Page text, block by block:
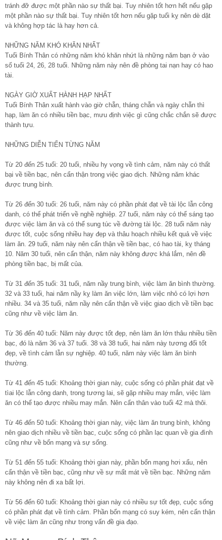
tránh đỡ được một phần nào sự thất bại. Tuy nhiên tốt hơn hết nếu gặp
một phần nào sự thất bại. Tuy nhiên tốt hơn nếu gặp tuổi kỵ nên dè dặt
và không hợp tác là hay hơn cả.
NHỮNG NĂM KHÓ KHĂN NHẤT
Tuổi Bính Thân có những năm khó khăn nhứt là những năm bạn ở vào
số tuổi 24, 26, 28 tuổi. Những năm này nên đề phòng tai nạn hay có hao
tài.
NGÀY GIỜ XUẤT HÀNH HẠP NHẤT
Tuổi Bính Thân xuất hành vào giờ chẵn, tháng chẵn và ngày chẵn thì
hạp, làm ăn có nhiều tiền bạc, mưu định việc gì cũng chắc chắn sẽ được
thành tựu.
NHỮNG DIỄN TIẾN TỪNG NĂM
Từ 20 đến 25 tuổi: 20 tuổi, nhiều hy vọng về tình cảm, năm này có thất
bại về tiền bạc, nên cẩn thận trong việc giao dịch. Những năm khác
được trung bình.
Từ 26 đến 30 tuổi: 26 tuổi, năm này có phần phát đạt về tài lộc lẫn công
danh, có thể phát triển về nghề nghiệp. 27 tuổi, năm này có thể sáng tạo
được việc làm ăn và có thể sung túc về đường tài lộc. 28 tuổi năm này
được tốt, cuộc sống nhiều hay đẹp và thâu hoạch nhiều kết quả về việc
làm ăn. 29 tuổi, năm này nên cẩn thận về tiền bạc, có hao tài, kỵ tháng
10. Năm 30 tuổi, nên cẩn thận, năm này không được khá lắm, nên đề
phòng tiền bạc, bị mất của.
Từ 31 đến 35 tuổi: 31 tuổi, năm nầy trung bình, việc làm ăn bình thường.
32 và 33 tuổi, hai năm nầy kỵ làm ăn việc lớn, làm việc nhỏ có lợi hơn
nhiều. 34 và 35 tuổi, năm nầy nên cẩn thận về việc giao dịch về tiền bạc
cũng như về việc làm ăn.
Từ 36 đến 40 tuổi: Năm này được tốt đẹp, nên làm ăn lớn thâu nhiều tiền
bạc, đó là năm 36 và 37 tuổi. 38 và 38 tuổi, hai năm này tương đối tốt
đẹp, về tình cảm lẫn sự nghiệp. 40 tuổi, năm này việc làm ăn bình
thường.
Từ 41 đến 45 tuổi: Khoảng thời gian này, cuộc sống có phần phát đạt về
tìai lộc lẫn công danh, trong tương lai, sẽ gặp nhiều may mắn, việc làm
ăn có thể tạo được nhiều may mắn. Nên cẩn thân vào tuổi 42 mà thôi.
Từ 46 đến 50 tuổi: Khoảng thời gian này, việc làm ăn trung bình, không
nên giao dịch nhiều về tiền bạc, cuộc sống có phần lạc quan về gia đình
cũng như về bổn mạng và sự sống.
Từ 51 đến 55 tuổi: Khoảng thời gian này, phần bổn mạng hơi xấu, nên
cẩn thận về tiền bạc, cũng như về sự mất mát về tiền bạc. Những năm
này không nên đi xa bất lợi.
Từ 56 đến 60 tuổi: Khoảng thời gian này có nhiều sự tốt đẹp, cuộc sống
có phần phát đạt về tình cảm. Phần bổn mạng có suy kém, nên cẩn thận
về việc làm ăn cũng như trong vấn đề gia đạo.